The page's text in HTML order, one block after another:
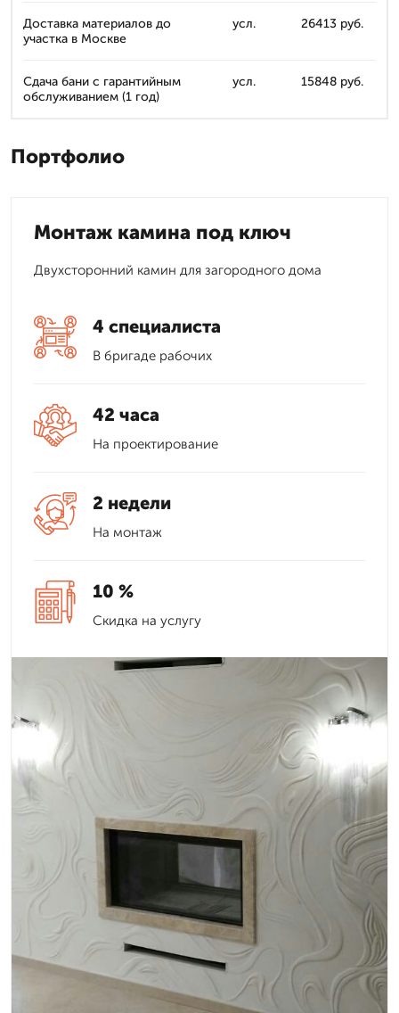
Доставка материалов до
участка в Москве
усл. 26413 руб.
Сдача бани с гарантийным
обслуживанием (1 год)
усл. 15848 руб.
Портфолио
Монтаж камина под ключ
Двухсторонний камин для загородного дома
4 специалиста
В бригаде рабочих
42 часа
На проектирование
2 недели
На монтаж
10 %
Скидка на услугу